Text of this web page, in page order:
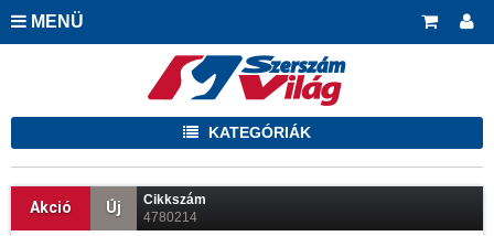
MENÜ
KATEGÓRIÁK
Akció Új
Cikkszám
4780214